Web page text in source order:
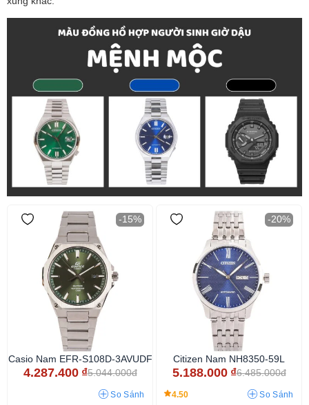
-15%
Casio Nam EFR-S108D-3AVUDF
4.287.400 ₫5.044.000đ
So Sánh
-20%
Citizen Nam NH8350-59L
5.188.000 ₫6.485.000đ
4.50 So Sánh